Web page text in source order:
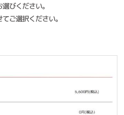
びください。
ご選択ください。